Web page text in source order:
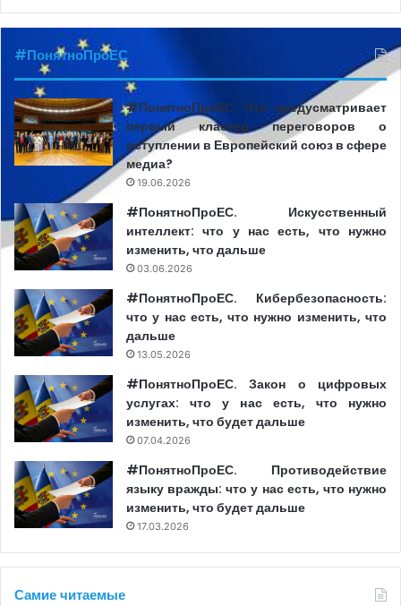
#ПонятноПроЕС
#ПонятноПроЕС. Что предусматривает
первый кластер переговоров о
вступлении в Европейский союз в сфере
медиа?
19.06.2026
#ПонятноПроЕС. Искусственный
интеллект: что у нас есть, что нужно
изменить, что дальше
03.06.2026
#ПонятноПроЕС. Кибербезопасность:
что у нас есть, что нужно изменить, что
дальше
13.05.2026
#ПонятноПроЕС. Закон о цифровых
услугах: что у нас есть, что нужно
изменить, что будет дальше
07.04.2026
#ПонятноПроЕС. Противодействие
языку вражды: что у нас есть, что нужно
изменить, что будет дальше
17.03.2026
Самие читаемые